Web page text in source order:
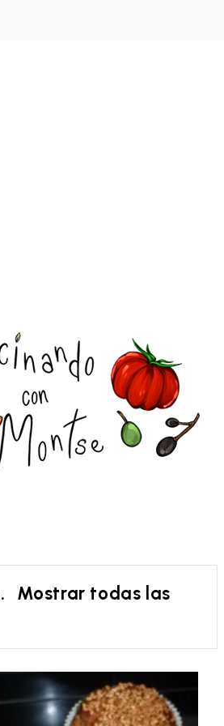
.
Mostrar todas las